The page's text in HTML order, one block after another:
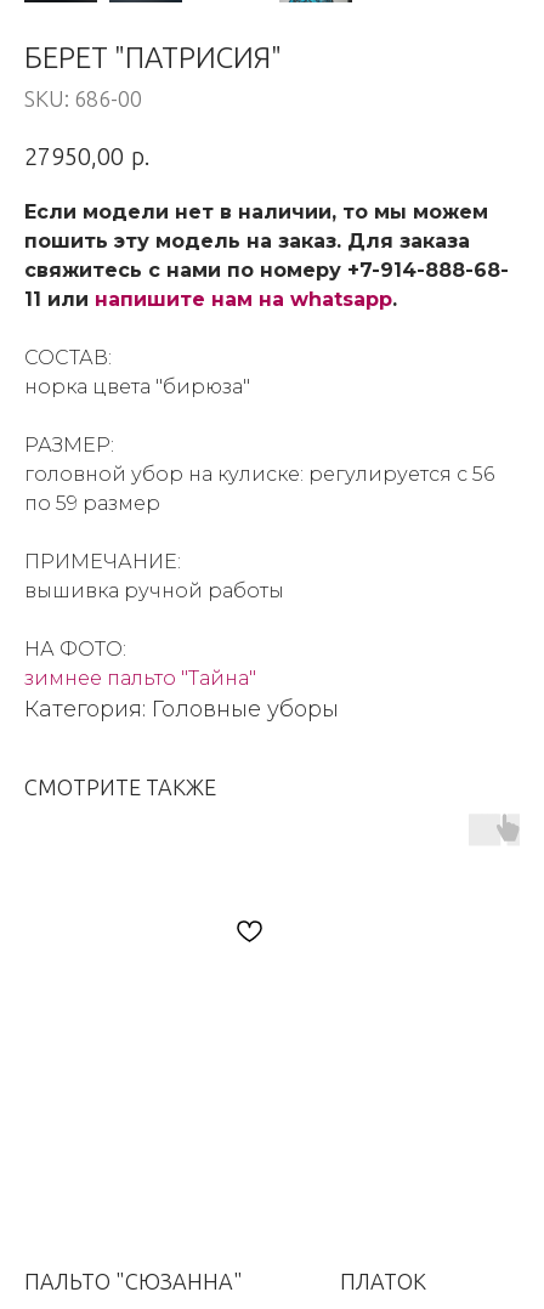
БЕРЕТ "ПАТРИСИЯ"
SKU: 686-00
27950,00 р.
Если модели нет в наличии, то мы можем
пошить эту модель на заказ. Для заказа
свяжитесь с нами по номеру +7-914-888-68-
11 или напишите нам на whatsapp.
СОСТАВ:
норка цвета "бирюза"
РАЗМЕР:
головной убор на кулиске: регулируется с 56
по 59 размер
ПРИМЕЧАНИЕ:
вышивка ручной работы
НА ФОТО:
зимнее пальто "Тайна"
Категория: Головные уборы
СМОТРИТЕ ТАКЖЕ
ПАЛЬТО "СЮЗАННА" ПЛАТОК